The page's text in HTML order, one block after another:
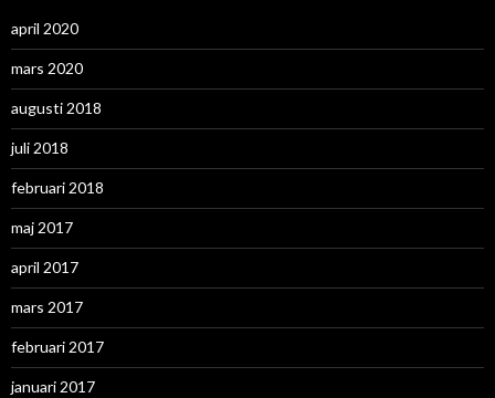
april 2020
mars 2020
augusti 2018
juli 2018
februari 2018
maj 2017
april 2017
mars 2017
februari 2017
januari 2017